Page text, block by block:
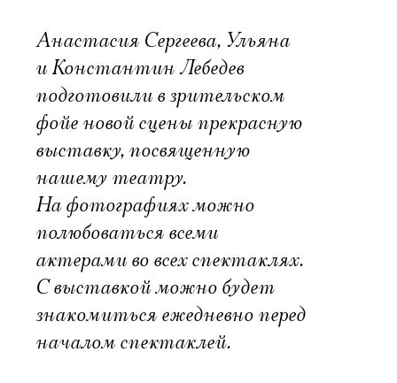
Анастасия Сергеева, Ульяна
и Константин Лебедев
подготовили в зрительском
фойе новой сцены прекрасную
выставку, посвященную
нашему театру.
На фотографиях можно
полюбоваться всеми
актерами во всех спектаклях.
С выставкой можно будет
знакомиться ежедневно перед
началом спектаклей.